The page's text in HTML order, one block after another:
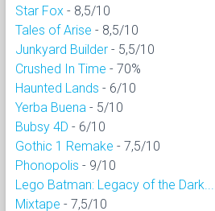
Star Fox - 8,5/10
Tales of Arise - 8,5/10
Junkyard Builder - 5,5/10
Crushed In Time - 70%
Haunted Lands - 6/10
Yerba Buena - 5/10
Bubsy 4D - 6/10
Gothic 1 Remake - 7,5/10
Phonopolis - 9/10
Lego Batman: Legacy of the Dark...
Mixtape - 7,5/10